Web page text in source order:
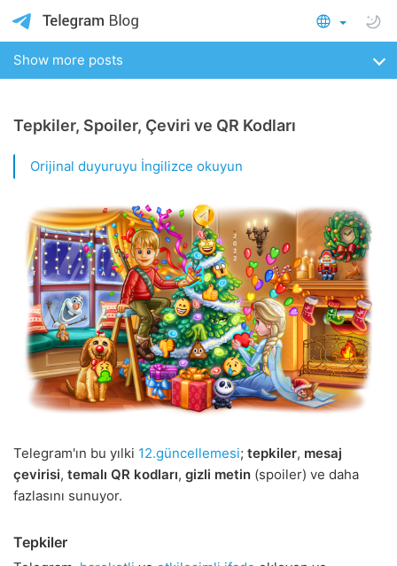
Show more posts
Tepkiler, Spoiler, Çeviri ve QR Kodları
Orijinal duyuruyu İngilizce okuyun
Telegram'ın bu yılki 12.güncellemesi; tepkiler, mesaj
çevirisi, temalı QR kodları, gizli metin (spoiler) ve daha
fazlasını sunuyor.
Tepkiler